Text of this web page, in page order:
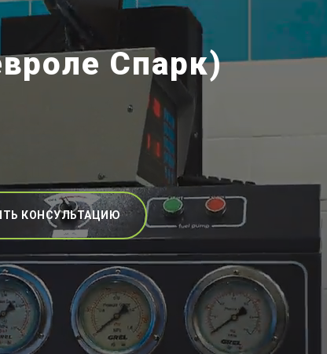
Спарк)
КОНСУЛЬТАЦИЮ